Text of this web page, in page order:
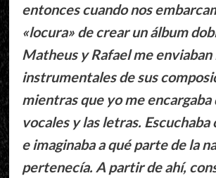
entonces cuando nos
«locura» de crear un álbum
Matheus y Rafael me enviaban
instrumentales de sus
mientras que yo me encargaba
vocales y las letras. Escuchaba
e imaginaba a qué parte de la
pertenecía. A partir de ahí,